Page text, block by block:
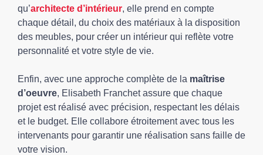
qu’architecte d’intérieur, elle prend en compte
chaque détail, du choix des matériaux à la disposition
des meubles, pour créer un intérieur qui reflète votre
personnalité et votre style de vie.
Enfin, avec une approche complète de la maîtrise
d’oeuvre, Elisabeth Franchet assure que chaque
projet est réalisé avec précision, respectant les délais
et le budget. Elle collabore étroitement avec tous les
intervenants pour garantir une réalisation sans faille de
votre vision.